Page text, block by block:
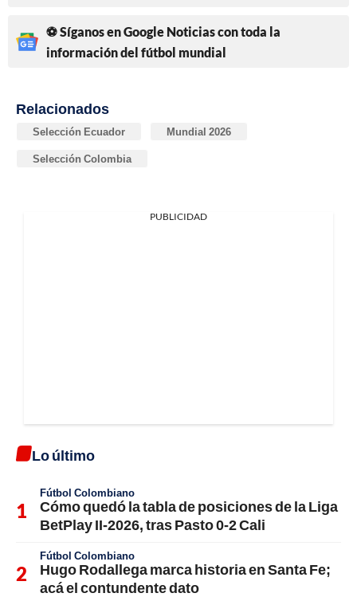
⚽ Síganos en Google Noticias con toda la
información del fútbol mundial
Relacionados
Selección Ecuador Mundial 2026
Selección Colombia
PUBLICIDAD
Lo último
Fútbol Colombiano
Cómo quedó la tabla de posiciones de la Liga
BetPlay II-2026, tras Pasto 0-2 Cali
Fútbol Colombiano
Hugo Rodallega marca historia en Santa Fe;
acá el contundente dato